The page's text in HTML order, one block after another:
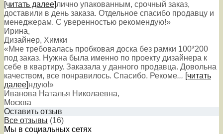
[читать далее]лично упакованным, срочный заказ,
доставили в день заказа. Отдельное спасибо продавцу и
менеджерам. С уверенностью рекомендую!»
Ирина,
Дизайнер, Химки
«Мне требовалась пробковая доска без рамки 100*200
под заказ. Нужна была именно по проекту дизайнера к
себе в квартиру. Заказала у данного продавца. Довольна
качеством, все понравилось. Спасибо. Рекоме... [читать
далее]ндую!»
Иванова Наталья Николаевна,
Москва
Оставить отзыв
Все отзывы (16)
Мы в социальных сетях